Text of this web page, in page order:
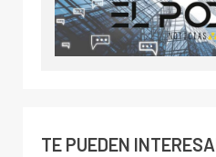
TE PUEDEN